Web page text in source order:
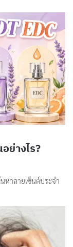
ย่างไร?
หาลายเซ็นต์ประจำ